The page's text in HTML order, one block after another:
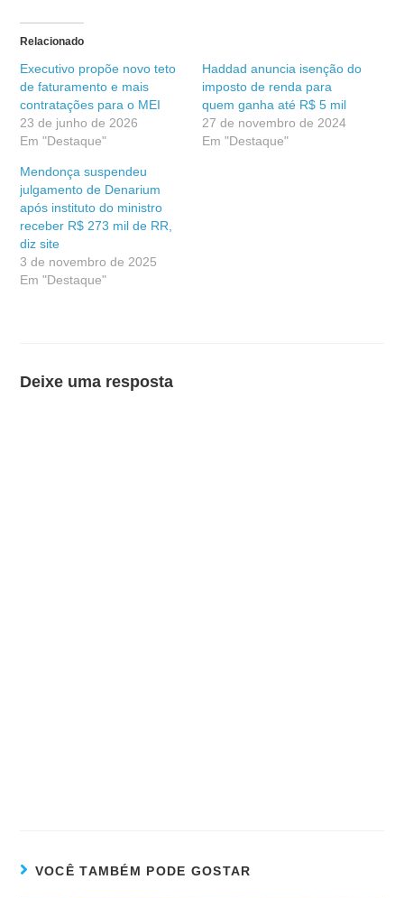
Relacionado
Executivo propõe novo teto
de faturamento e mais
contratações para o MEI
23 de junho de 2026
Em "Destaque"
Haddad anuncia isenção do
imposto de renda para
quem ganha até R$ 5 mil
27 de novembro de 2024
Em "Destaque"
Mendonça suspendeu
julgamento de Denarium
após instituto do ministro
receber R$ 273 mil de RR,
diz site
3 de novembro de 2025
Em "Destaque"
Deixe uma resposta
VOCÊ TAMBÉM PODE GOSTAR